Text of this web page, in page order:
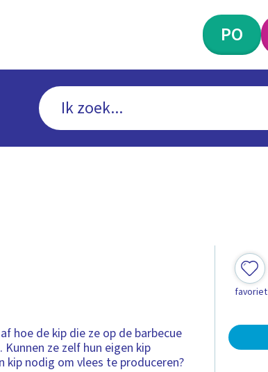
PO
hoe de kip die ze op de barbecue
ze zelf hun eigen kip
kip nodig om vlees te produceren?
favoriet